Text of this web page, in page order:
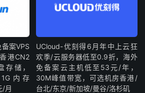
案VPS
港CN2
存储，
内存
/月
UCloud-优刻得6月年中上云狂
欢季/云服务器低至0.9折，海外
免备案云主机低至53元/年，
30M峰值带宽，可选机房香港/
台北/东京/新加坡/曼谷/洛杉矶